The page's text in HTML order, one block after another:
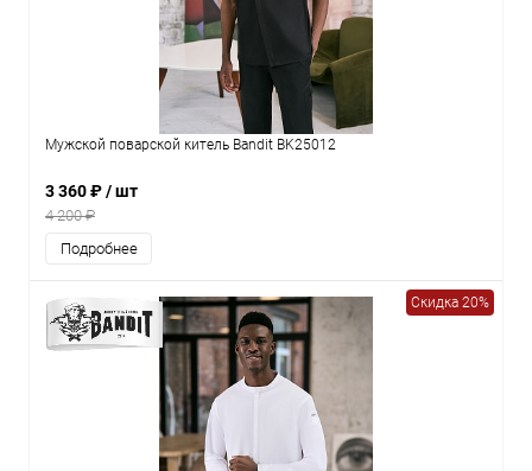
Мужской поварской китель Bandit BK25012
3 360 ₽/ шт
4 200 ₽
Подробнее
Скидка 20%